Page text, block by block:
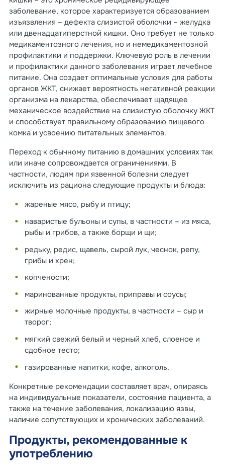
заболевание, которое характеризуется образованием
изъязвления – дефекта слизистой оболочки – желудка
или двенадцатиперстной кишки. Оно требует не только
медикаментозного лечения, но и немедикаментозной
профилактики и поддержки. Ключевую роль в лечении
и профилактики данного заболевания играет лечебное
питание. Она создает оптимальные условия для работы
органов ЖКТ, снижает вероятность негативной реакции
организма на лекарства, обеспечивает щадящее
механическое воздействие на слизистую оболочку ЖКТ
и способствует правильному образованию пищевого
комка и усвоению питательных элементов.
Переход к обычному питанию в домашних условиях так
или иначе сопровождается ограничениями. В
частности, людям при язвенной болезни следует
исключить из рациона следующие продукты и блюда:
жареные мясо, рыбу и птицу;
наваристые бульоны и супы, в частности – из мяса,
рыбы и грибов, а также борщи и щи;
редьку, редис, щавель, сырой лук, чеснок, репу,
грибы и хрен;
копчености;
маринованные продукты, приправы и соусы;
жирные молочные продукты, в частности – сыр и
творог;
мягкий свежий белый и черный хлеб, слоеное и
сдобное тесто;
газированные напитки, кофе, алкоголь.
Конкретные рекомендации составляет врач, опираясь
на индивидуальные показатели, состояние пациента, а
также на течение заболевания, локализацию язвы,
наличие сопутствующих и хронических заболеваний.
Продукты, рекомендованные к
употреблению